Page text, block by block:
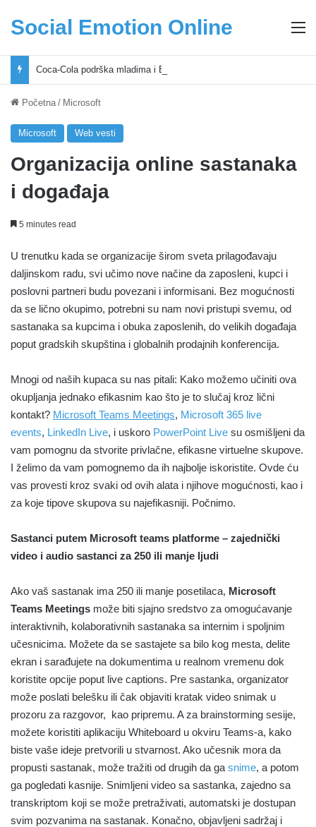
Social Emotion Online
Početna / Microsoft
Microsoft Web vesti
Organizacija online sastanaka
i događaja
5 minutes read
U trenutku kada se organizacije širom sveta prilagođavaju
daljinskom radu, svi učimo nove načine da zaposleni, kupci i
poslovni partneri budu povezani i informisani. Bez mogućnosti
da se lično okupimo, potrebni su nam novi pristupi svemu, od
sastanaka sa kupcima i obuka zaposlenih, do velikih događaja
poput gradskih skupština i globalnih prodajnih konferencija.
Mnogi od naših kupaca su nas pitali: Kako možemo učiniti ova
okupljanja jednako efikasnim kao što je to slučaj kroz lični
kontakt? Microsoft Teams Meetings, Microsoft 365 live
events, LinkedIn Live, i uskoro PowerPoint Live su osmišljeni da
vam pomognu da stvorite privlačne, efikasne virtuelne skupove.
I želimo da vam pomognemo da ih najbolje iskoristite. Ovde ću
vas provesti kroz svaki od ovih alata i njihove mogućnosti, kao i
za koje tipove skupova su najefikasniji. Počnimo.
Sastanci putem Microsoft teams platforme – zajednički
video i audio sastanci za 250 ili manje ljudi
Ako vaš sastanak ima 250 ili manje posetilaca, Microsoft
Teams Meetings može biti sjajno sredstvo za omogućavanje
interaktivnih, kolaborativnih sastanaka sa internim i spoljnim
učesnicima. Možete da se sastajete sa bilo kog mesta, delite
ekran i sarađujete na dokumentima u realnom vremenu dok
koristite opcije poput live captions. Pre sastanka, organizator
može poslati belešku ili čak objaviti kratak video snimak u
prozoru za razgovor, kao pripremu. A za brainstorming sesije,
možete koristiti aplikaciju Whiteboard u okviru Teams-a, kako
biste vaše ideje pretvorili u stvarnost. Ako učesnik mora da
propusti sastanak, može tražiti od drugih da ga snime, a potom
ga pogledati kasnije. Snimljeni video sa sastanka, zajedno sa
transkriptom koji se može pretraživati, automatski je dostupan
svim pozvanima na sastanak. Konačno, objavljeni sadržaj i